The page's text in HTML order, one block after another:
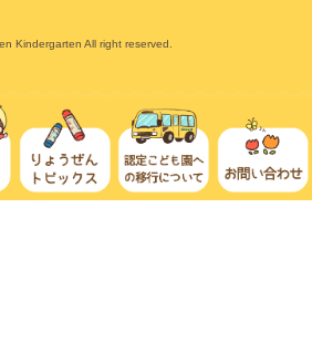
Kindergarten All right reserved.